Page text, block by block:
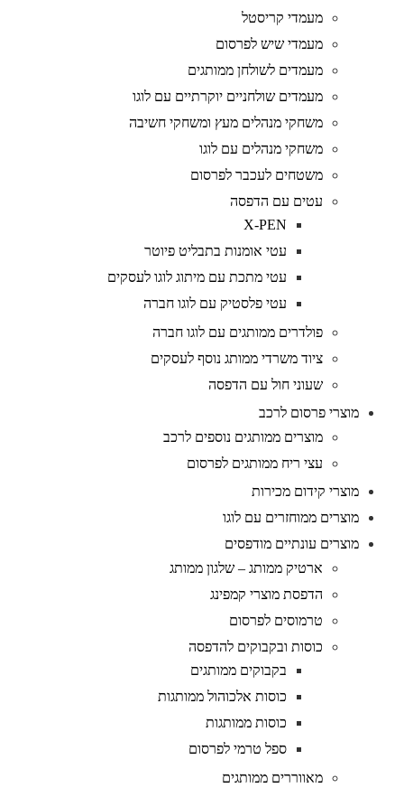
מעמדי קריסטל
מעמדי שיש לפרסום
מעמדים לשולחן ממותגים
מעמדים שולחניים יוקרתיים עם לוגו
משחקי מנהלים מעץ ומשחקי חשיבה
משחקי מנהלים עם לוגו
משטחים לעכבר לפרסום
עטים עם הדפסה
X-PEN
עטי אומנות בתבליט פיוטר
עטי מתכת עם מיתוג לוגו לעסקים
עטי פלסטיק עם לוגו חברה
פולדרים ממותגים עם לוגו חברה
ציוד משרדי ממותג נוסף לעסקים
שעוני חול עם הדפסה
מוצרי פרסום לרכב
מוצרים ממותגים נוספים לרכב
עצי ריח ממותגים לפרסום
מוצרי קידום מכירות
מוצרים ממוחזרים עם לוגו
מוצרים עונתיים מודפסים
ארטיק ממותג – שלגון ממותג
הדפסת מוצרי קמפינג
טרמוסים לפרסום
כוסות ובקבוקים להדפסה
בקבוקים ממותגים
כוסות אלכוהול ממותגות
כוסות ממותגות
ספל טרמי לפרסום
מאווררים ממותגים